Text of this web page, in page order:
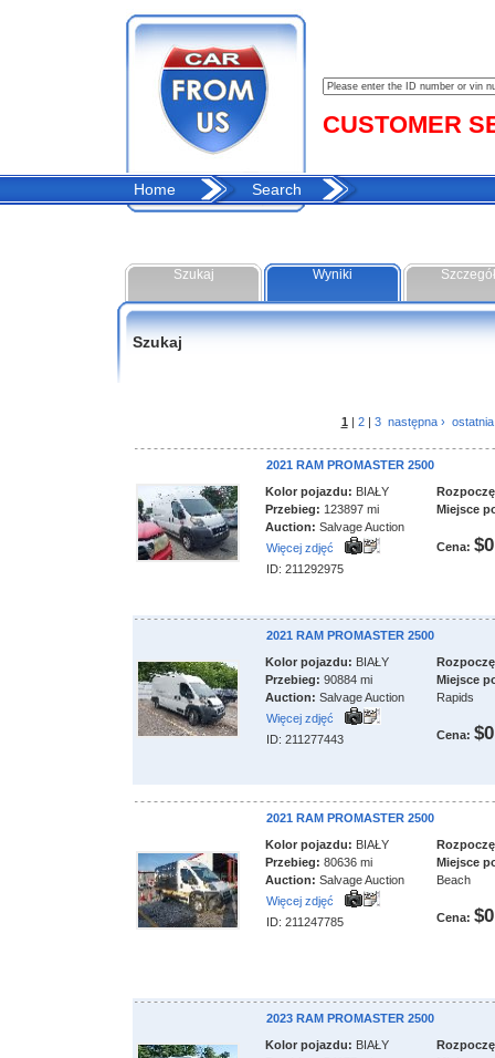
CUSTOMER
Home Search
Szukaj Wyniki
Szukaj
1 | 2| 3 następna ›
2021 RAM PROMASTER 2500
Kolor pojazdu: BIAŁY
Przebieg: 123897 mi
Auction: Salvage Auction
Więcej zdjęć
ID: 211292975
Miejsce
Cena: $0
2021 RAM PROMASTER 2500
Kolor pojazdu: BIAŁY
Przebieg: 90884 mi
Auction: Salvage Auction
Więcej zdjęć
ID: 211277443
Miejsce
Rapids
Cena: $0
2021 RAM PROMASTER 2500
Kolor pojazdu: BIAŁY
Przebieg: 80636 mi
Auction: Salvage Auction
Więcej zdjęć
ID: 211247785
Miejsce
Beach
Cena: $0
2023 RAM PROMASTER 2500
Kolor pojazdu: BIAŁY